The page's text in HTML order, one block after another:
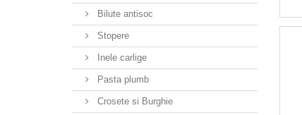
Bilute antisoc
Stopere
Inele carlige
Pasta plumb
Crosete si Burghie